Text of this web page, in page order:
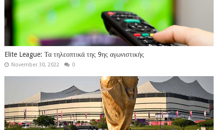
Elite League: Τα τηλεοπτικά της 9ης αγωνιστικής
November 30, 2022 0